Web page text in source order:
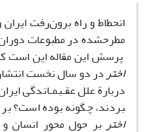
انحطاط و راه برون‌رفت
مطرح­شده در مطبوعات دوران
پرسش این مقاله این است
اختردر دو سال نخست انتشار
دربارة علل عقـب­مـاندگی
بردند، چگونه بوده است؟
اختربر حول محور انسان و